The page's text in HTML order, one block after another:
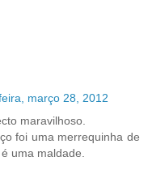
março 28, 2012
maravilhoso.
foi uma merrequinha de
uma maldade.